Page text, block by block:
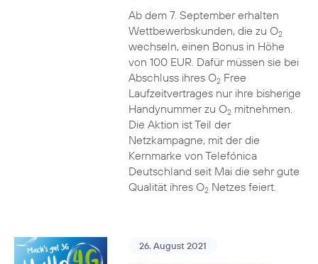
Ab dem 7. September erhalten
Wettbewerbskunden, die zu O2
wechseln, einen Bonus in Höhe
von 100 EUR. Dafür müssen sie bei
Abschluss ihres O2Free
Laufzeitvertrages nur ihre bisherige
Handynummer zu O2mitnehmen.
Die Aktion ist Teil der
Netzkampagne, mit der die
Kernmarke von Telefónica
Deutschland seit Mai die sehr gute
Qualität ihres O2Netzes feiert.
26. August 2021